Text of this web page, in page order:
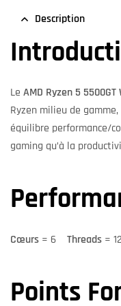
Description
Le AMD Ryzen 5
Ryzen milieu de
équilibre performance/
gaming qu’à la
Cœurs = 6 Threads = 12
Points